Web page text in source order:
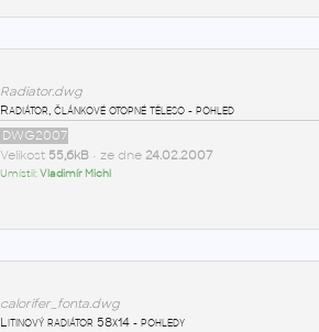
Radiator.dwg
Radiátor, článkové otopné těleso - pohled
DWG2007
Velikost 55,6kB• ze dne 24.02.2007
Umístil:Vladimír Michl
calorifer_fonta.dwg
Litinový radiátor 58x14 - pohledy